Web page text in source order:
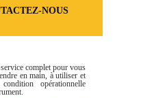
NOUS
complet pour vous
en main, à utiliser et
opérationnelle